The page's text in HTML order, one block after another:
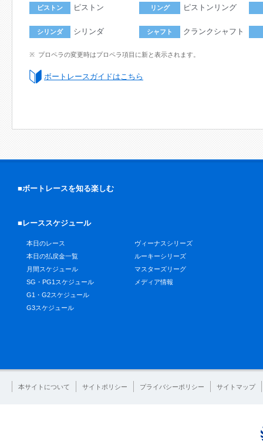
ピストン ピストン リング ピストンリング
シリンダ シリンダ シャフト クランクシャフト
プロペラの変更時はプロペラ項目に新と表示されます。
ボートレースガイドはこちら
■ボートレースを知る楽しむ
■レーススケジュール
本日のレース
本日の払戻金一覧
月間スケジュール
SG・PG1スケジュール
G1・G2スケジュール
G3スケジュール
ヴィーナスシリーズ
ルーキーシリーズ
マスターズリーグ
メディア情報
本サイトについて サイトポリシー プライバシーポリシー サイトマップ